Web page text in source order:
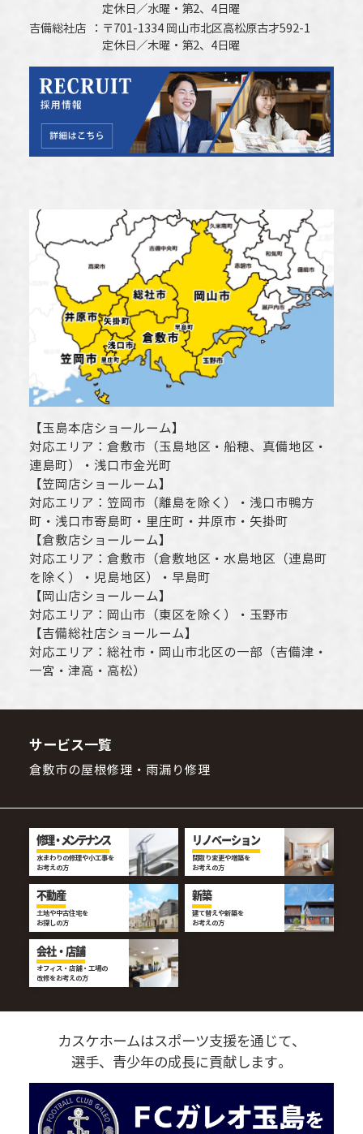
定休日／水曜・第2、4日曜
吉備総社店
〒701-1334 岡山市北区高松原古才592-1
定休日／木曜・第2、4日曜
【玉島本店ショールーム】
対応エリア： 倉敷市 （玉島地区・船穂、真備地区・
連島町）・ 浅口市金光町
【笠岡店ショールーム】
対応エリア： 笠岡市（離島を除く） ・ 浅口市鴨方
町・ 浅口市寄島町・里庄町・ 井原市 ・矢掛町
【倉敷店ショールーム】
対応エリア： 倉敷市 （倉敷地区・水島地区（連島町
を除く）・児島地区）・早島町
【 岡山店ショールーム】
対応エリア： 岡山市 （東区を除く）・玉野市
【吉備総社店ショールーム】
対応エリア： 総社市 ・ 岡山市北区の一部（吉備津・
一宮・津高・高松）
サービス一覧
倉敷市の屋根修理・雨漏り修理
修理・メンテナンス
水まわりの修理や小工事を
お考えの方
リノベーション
間取り変更や増築を
お考えの方
不動産
土地や中古住宅を
お探しの方
新築
建て替えや新築を
お考えの方
会社・店舗
オフィス・店舗・工場の
改修をお考えの方
カスケホームはスポーツ支援を通じて、
選手、青少年の成長に貢献します。